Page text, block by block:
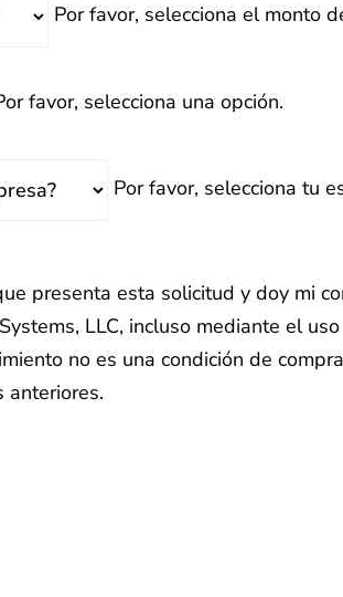
Por favor, selecciona el monto
favor, selecciona una opción.
Por favor, selecciona tu
presenta esta solicitud y doy mi
LLC, incluso mediante el
no es una condición de
anteriores.